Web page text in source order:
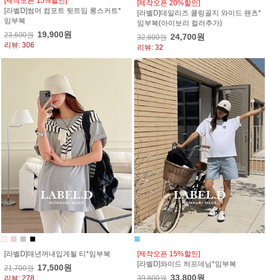
[라벨D]썸머 컴포트 뒷트임 롱스커트*
임부복
23,600원 19,900원
리뷰: 306
[제작오픈 20%할인]
[라벨D]데일리즈 쿨링골지 와이드 팬츠*
임부복(아이보리 컬러추가)
32,800원 24,700원
리뷰: 32
[라벨D]매년꺼내입게될 티*임부복
21,700원 17,500원
[제작오픈 15%할인]
[라벨D]와이드 하프데님*임부복
33,800원